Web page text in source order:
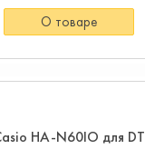
О товаре